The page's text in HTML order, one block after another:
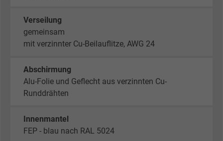
Verseilung
gemeinsam
mit verzinnter Cu-Beilauflitze, AWG 24
Abschirmung
Alu-Folie und Geflecht aus verzinnten Cu-
Runddrähten
Innenmantel
FEP - blau nach RAL 5024